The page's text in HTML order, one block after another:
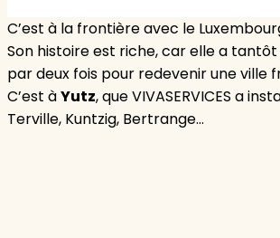
C’est à la frontière avec le
Son histoire est riche, car elle a
par deux fois pour redevenir une ville
C’est àYutz, que VIVASERVICES a
Terville, Kuntzig, Bertrange…